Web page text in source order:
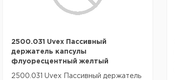
2500.031 Uvex Пассивный
держатель капсулы
флуоресцентный желтый
2500.031 Uvex Пассивный держатель